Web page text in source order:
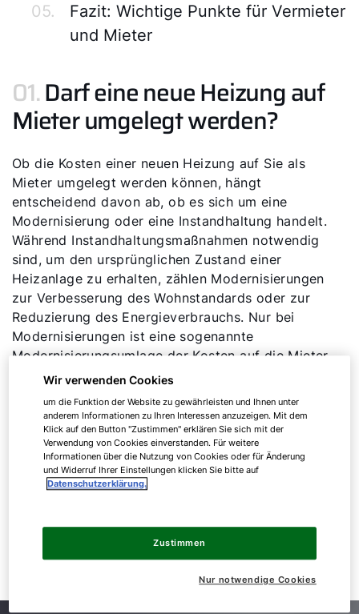
05.
Fazit: Wichtige Punkte für Vermieter
und Mieter
01.Darf eine neue Heizung auf
Mieter umgelegt werden?
Ob die Kosten einer neuen Heizung auf Sie als
Mieter umgelegt werden können, hängt
entscheidend davon ab, ob es sich um eine
Modernisierung oder eine Instandhaltung handelt.
Während Instandhaltungsmaßnahmen notwendig
sind, um den ursprünglichen Zustand einer
Heizanlage zu erhalten, zählen Modernisierungen
zur Verbesserung des Wohnstandards oder zur
Reduzierung des Energieverbrauchs. Nur bei
Modernisierungen ist eine sogenannte
Modernisierungsumlage der Kosten auf die Mieter
erlaubt.
Ein entscheidendes Kriterium für die
Umlagefähigkeit ist die Energieeinsparung: Eine
neue Heizung bzw. eine effizienteWärmepumpe
die durch moderne Technik den Energieverbrauch
und die Heizkosten langfristig senkt, erfüllt diese
niedrigeren Heizkosten, während der Vermieter
die anfallenden Kosten anteilig über eine
Wir verwenden Cookies
um die Funktion der Website zu gewährleisten und Ihnen unter
anderem Informationen zu Ihren Interessen anzuzeigen. Mit dem
Klick auf den Button "Zustimmen" erklären Sie sich mit der
Verwendung von Cookies einverstanden. Für weitere
Informationen über die Nutzung von Cookies oder für Änderung
und Widerruf Ihrer Einstellungen klicken Sie bitte auf
Datenschutzerklärung.
Nur notwendige Cookies
Zustimmen